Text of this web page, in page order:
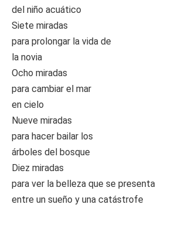
del niño acuático
Siete miradas
para prolongar la vida de
la novia
Ocho miradas
para cambiar el mar
en cielo
Nueve miradas
para hacer bailar los
árboles del bosque
Diez miradas
para ver la belleza que se presenta
entre un sueño y una catástrofe